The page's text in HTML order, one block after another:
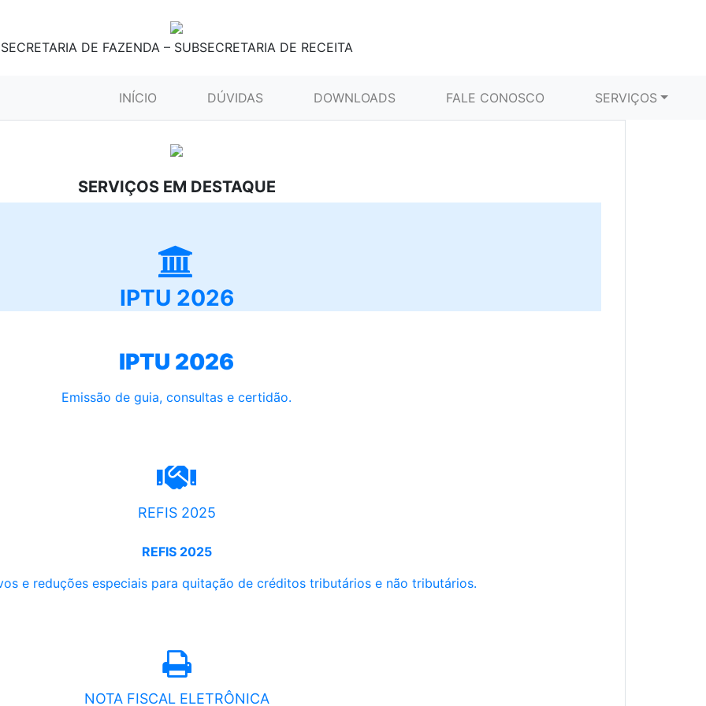
SECRETARIA DE FAZENDA – SUBSECRETARIA DE RECEITA
INÍCIO (CURRENT)DÚVIDAS DOWNLOADS FALE CONOSCO SERVIÇOS
SERVIÇOS EM DESTAQUE
IPTU 2026
IPTU 2026
Emissão de guia, consultas e certidão.
REFIS 2025
REFIS 2025
e reduções especiais para quitação de créditos tributários e não tributários.
NOTA FISCAL ELETRÔNICA